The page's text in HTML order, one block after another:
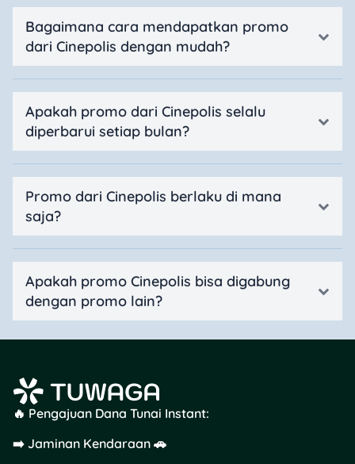
Bagaimana cara mendapatkan promo
dari Cinepolis dengan mudah?
Apakah promo dari Cinepolis selalu
diperbarui setiap bulan?
Promo dari Cinepolis berlaku di mana
saja?
Apakah promo Cinepolis bisa digabung
dengan promo lain?
🔥 Pengajuan Dana Tunai Instant:
➡️ Jaminan Kendaraan 🚗